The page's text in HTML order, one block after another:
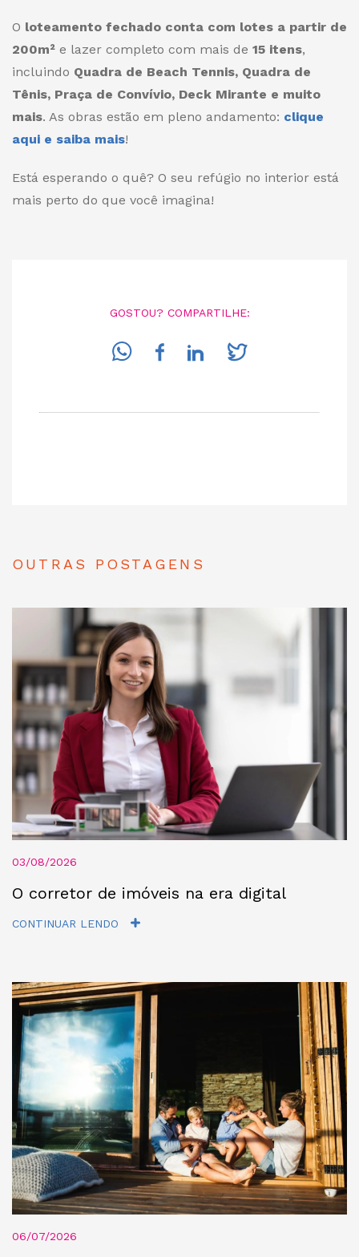
O loteamento fechado conta com lotes a partir de
200m² e lazer completo com mais de 15 itens,
incluindo Quadra de Beach Tennis, Quadra de
Tênis, Praça de Convívio, Deck Mirante e muito
mais. As obras estão em pleno andamento: clique
aqui e saiba mais!
Está esperando o quê? O seu refúgio no interior está
mais perto do que você imagina!
GOSTOU? COMPARTILHE:
OUTRAS POSTAGENS
03/08/2026
O corretor de imóveis na era digital
CONTINUAR LENDO
06/07/2026